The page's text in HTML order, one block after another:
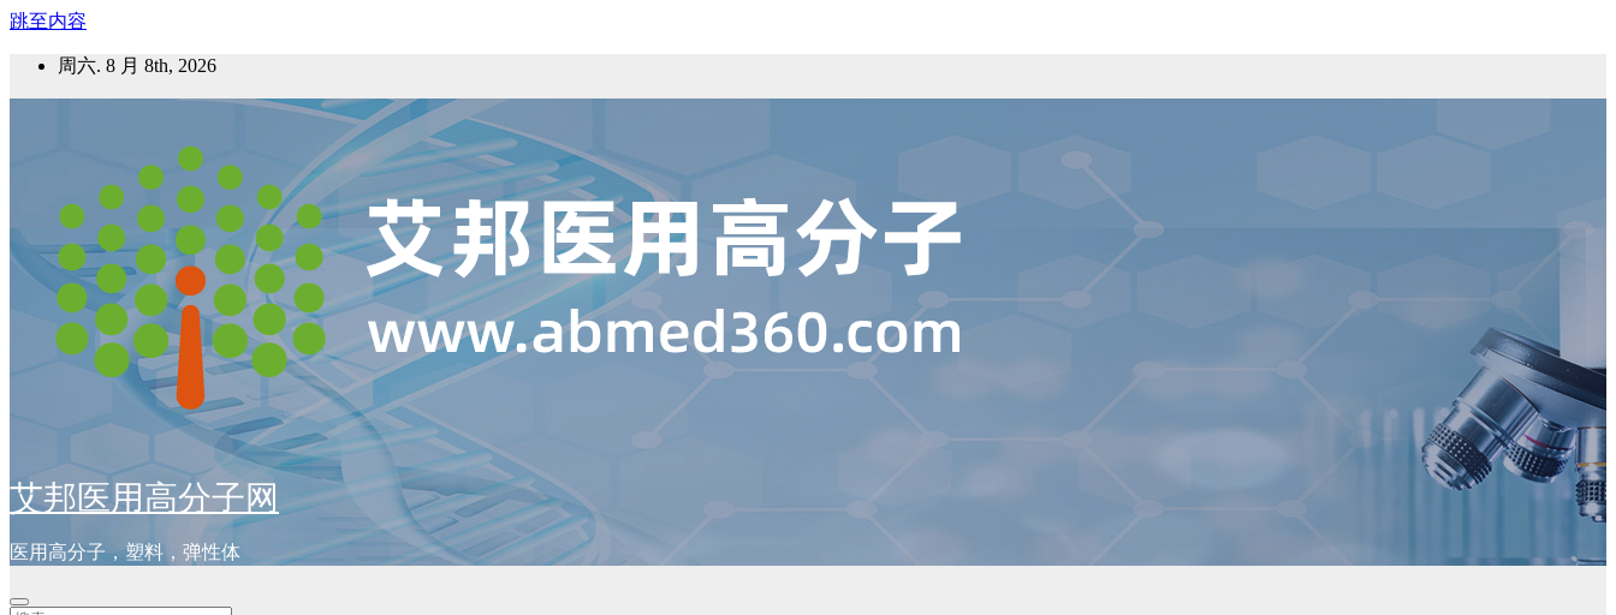
跳至内容
周六. 8 月 8th, 2026
艾邦医用高分子网
医用高分子，塑料，弹性体